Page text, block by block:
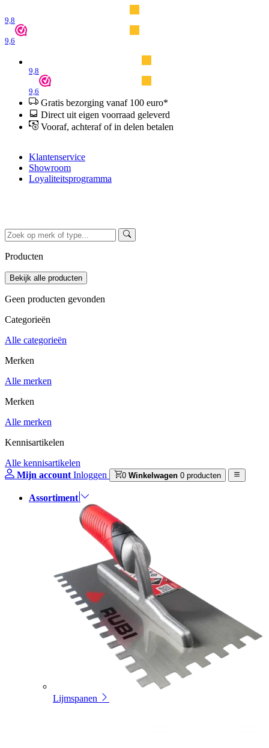
9,8
9,6
9,8
9,6
Gratis bezorging vanaf 100 euro*
Direct uit eigen voorraad geleverd
Vooraf, achteraf of in delen betalen
Klantenservice
Showroom
Loyaliteitsprogramma
Producten
Geen producten gevonden
Categorieën
Alle categorieën
Merken
Alle merken
Merken
Alle merken
Kennisartikelen
Alle kennisartikelen
Mijn account Inloggen 0 Winkelwagen 0 producten
Assortiment
Lijmspanen